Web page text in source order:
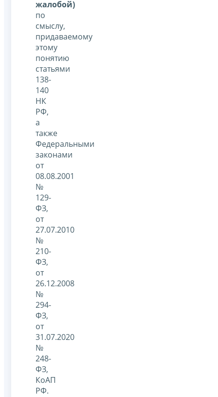
жалобой)
по
смыслу,
придаваемому
этому
понятию
статьями
138-
140
НК
РФ,
а
также
Федеральными
законами
от
08.08.2001
№
129-
ФЗ,
от
27.07.2010
№
210-
ФЗ,
от
26.12.2008
№
294-
ФЗ,
от
31.07.2020
№
248-
ФЗ,
КоАП
РФ.